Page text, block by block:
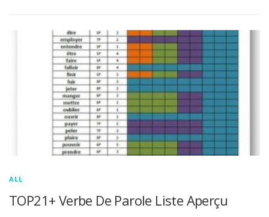
ALL
TOP21+ Verbe De Parole Liste Aperçu